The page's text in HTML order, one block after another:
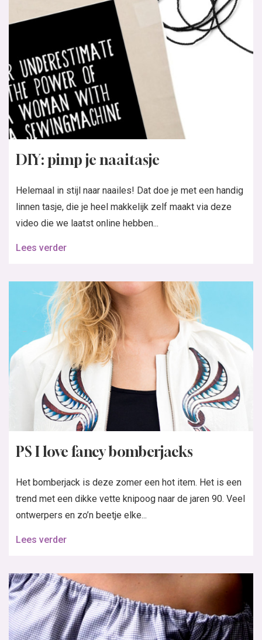
DIY: pimp je naaitasje
Helemaal in stijl naar naailes! Dat doe je met een handig
linnen tasje, die je heel makkelijk zelf maakt via deze
video die we laatst online hebben...
Lees verder
PS I love fancy bomberjacks
Het bomberjack is deze zomer een hot item. Het is een
trend met een dikke vette knipoog naar de jaren 90. Veel
ontwerpers en zo’n beetje elke...
Lees verder